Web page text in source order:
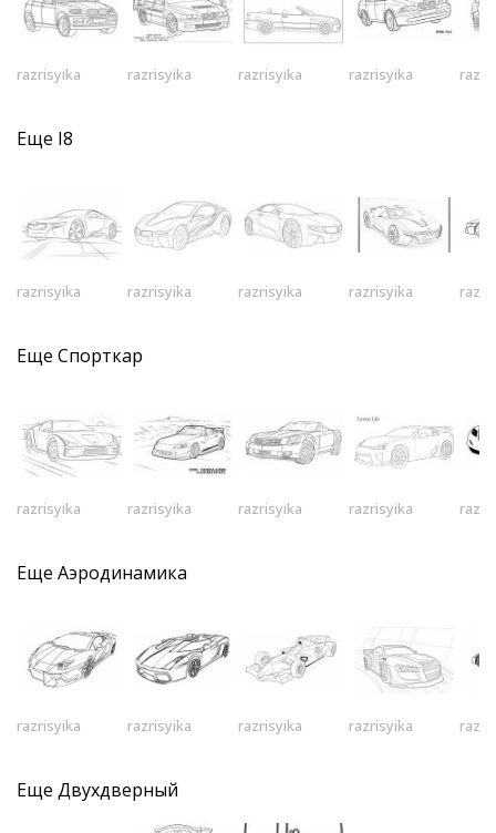
razrisyika razrisyika razrisyika razrisyika
Еще I8
razrisyika razrisyika razrisyika razrisyika
Еще Спорткар
razrisyika razrisyika razrisyika razrisyika
Еще Аэродинамика
razrisyika razrisyika razrisyika razrisyika
Еще Двухдверный